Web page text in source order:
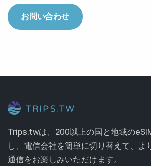
お問い合わせ
Trips.twは、200以上の国と地域の
し、電信会社を簡単に切り替えて、よ
通信をお楽しみいただけます。